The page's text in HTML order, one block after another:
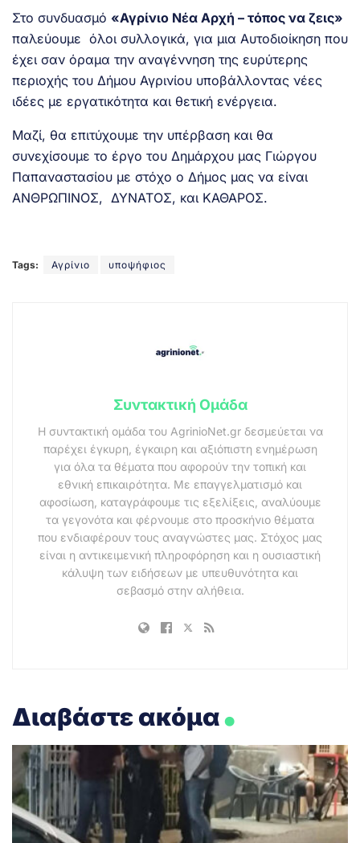
Στο συνδυασμό «Αγρίνιο Νέα Αρχή – τόπος να ζεις»
παλεύουμε όλοι συλλογικά, για μια Αυτοδιοίκηση που
έχει σαν όραμα την αναγέννηση της ευρύτερης
περιοχής του Δήμου Αγρινίου υποβάλλοντας νέες
ιδέες με εργατικότητα και θετική ενέργεια.
Μαζί, θα επιτύχουμε την υπέρβαση και θα
συνεχίσουμε το έργο του Δημάρχου μας Γιώργου
Παπαναστασίου με στόχο ο Δήμος μας να είναι
ΑΝΘΡΩΠΙΝΟΣ, ΔΥΝΑΤΟΣ, και ΚΑΘΑΡΟΣ.
Tags: Αγρίνιο υποψήφιος
Συντακτική Ομάδα
Η συντακτική ομάδα του AgrinioNet.gr δεσμεύεται να
παρέχει έγκυρη, έγκαιρη και αξιόπιστη ενημέρωση
για όλα τα θέματα που αφορούν την τοπική και
εθνική επικαιρότητα. Με επαγγελματισμό και
αφοσίωση, καταγράφουμε τις εξελίξεις, αναλύουμε
τα γεγονότα και φέρνουμε στο προσκήνιο θέματα
που ενδιαφέρουν τους αναγνώστες μας. Στόχος μας
είναι η αντικειμενική πληροφόρηση και η ουσιαστική
κάλυψη των ειδήσεων με υπευθυνότητα και
σεβασμό στην αλήθεια.
Διαβάστε ακόμα.